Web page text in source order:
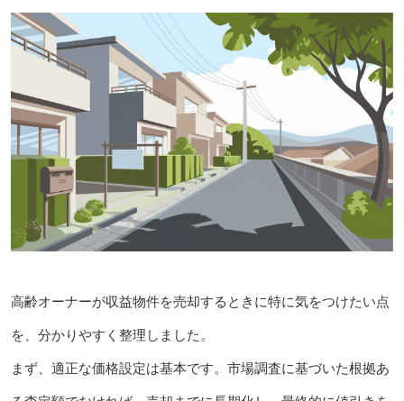
高齢オーナーが収益物件を売却するときに特に気をつけたい点
を、分かりやすく整理しました。
まず、適正な価格設定は基本です。市場調査に基づいた根拠あ